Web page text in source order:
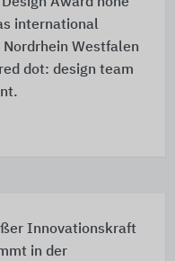
international
Westfalen
dot: design team
Innovationskraft
in der